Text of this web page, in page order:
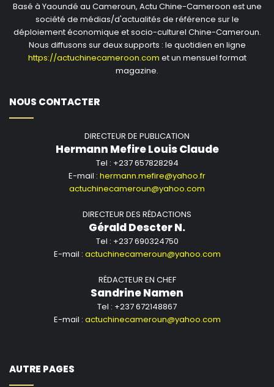
Basé à Yaoundé au Cameroun, Actu Chine-Cameroon est une
société de médias/d'actualités de référence sur le
déploiement économique et socio-culturel Chine-Cameroun.
Nous diffusons sur deux supports : le quotidien en ligne
https://actuchinecameroon.com et un mensuel format
magazine.
NOUS CONTACTER
DIRECTEUR DE PUBLICATION
Hermann Mefire Louis Claude
Tel : +237 657828294
E-mail : hermann.mefire@yahoo.fr
actuchinecameroun@yahoo.com
DIRECTEUR DES RÉDACTIONS
Gérald Descter N.
Tel : +237 690324750
E-mail : actuchinecameroun@yahoo.com
RÉDACTEUR EN CHEF
Sandrine Namen
Tel : +237 672148867
E-mail : actuchinecameroun@yahoo.com
AUTRE PAGES